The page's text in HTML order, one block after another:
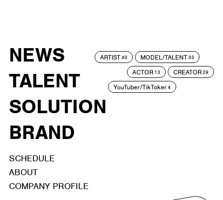
NEWS
TALENT
SOLUTION
BRAND
ARTIST40 MODEL/TALENT33
ACTOR 13 CREATOR29
YouTuber/TikToker4
SCHEDULE
ABOUT
COMPANY PROFILE